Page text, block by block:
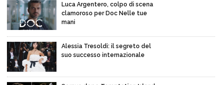
Luca Argentero, colpo di scena
clamoroso per Doc Nelle tue
mani
Alessia Tresoldi: il segreto del
suo successo internazionale